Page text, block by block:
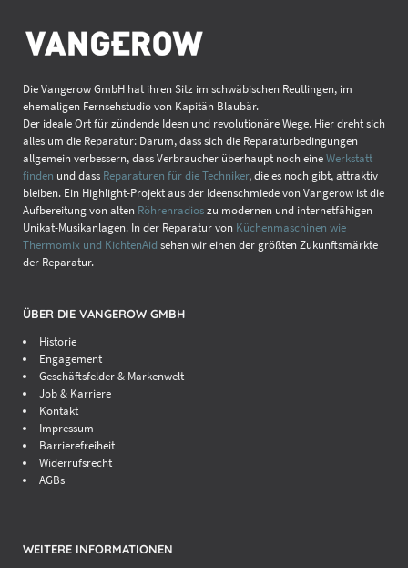
Die Vangerow GmbH hat ihren Sitz im schwäbischen Reutlingen, im
ehemaligen Fernsehstudio von Kapitän Blaubär.
Der ideale Ort für zündende Ideen und revolutionäre Wege. Hier dreht sich
alles um die Reparatur: Darum, dass sich die Reparaturbedingungen
allgemein verbessern, dass Verbraucher überhaupt noch eineWerkstatt
finden und dass Reparaturen für die Techniker, die es noch gibt, attraktiv
bleiben. Ein Highlight-Projekt aus der Ideenschmiede von Vangerow ist die
Aufbereitung von alten Röhrenradioszu modernen und internetfähigen
Unikat-Musikanlagen. In der Reparatur von Küchenmaschinen wie
Thermomix und KichtenAid sehen wir einen der größten Zukunftsmärkte
der Reparatur.
ÜBER DIE VANGEROW GMBH
Historie
Engagement
Geschäftsfelder & Markenwelt
Job & Karriere
Kontakt
Impressum
Barrierefreiheit
Widerrufsrecht
AGBs
WEITERE INFORMATIONEN